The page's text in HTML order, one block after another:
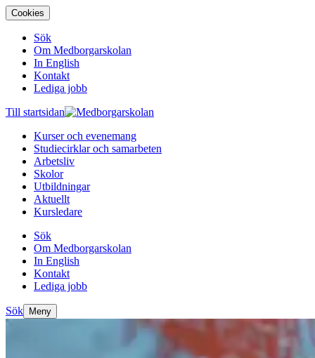
Cookies
Sök
Om Medborgarskolan
In English
Kontakt
Lediga jobb
Till startsidan
Kurser och evenemang
Studiecirklar och samarbeten
Arbetsliv
Skolor
Utbildningar
Aktuellt
Kursledare
Sök
Om Medborgarskolan
In English
Kontakt
Lediga jobb
Sök Meny